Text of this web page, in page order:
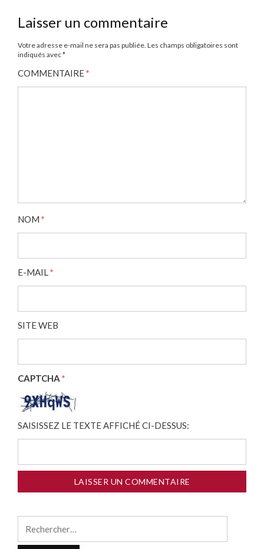
Laisser un commentaire
Votre adresse e-mail ne sera pas publiée. Les champs obligatoires sont
indiqués avec*
COMMENTAIRE*
NOM *
E-MAIL*
SITE WEB
CAPTCHA *
SAISISSEZ LE TEXTE AFFICHÉ CI-DESSUS: